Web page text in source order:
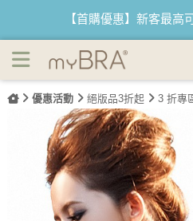
(絕版品)花豔欲滴 集中托高
【首購優惠】新客最高
【夏日滿額贈】把衣物壓
【父親節快樂】男內
優惠活動 絕版品3折起 3 折專